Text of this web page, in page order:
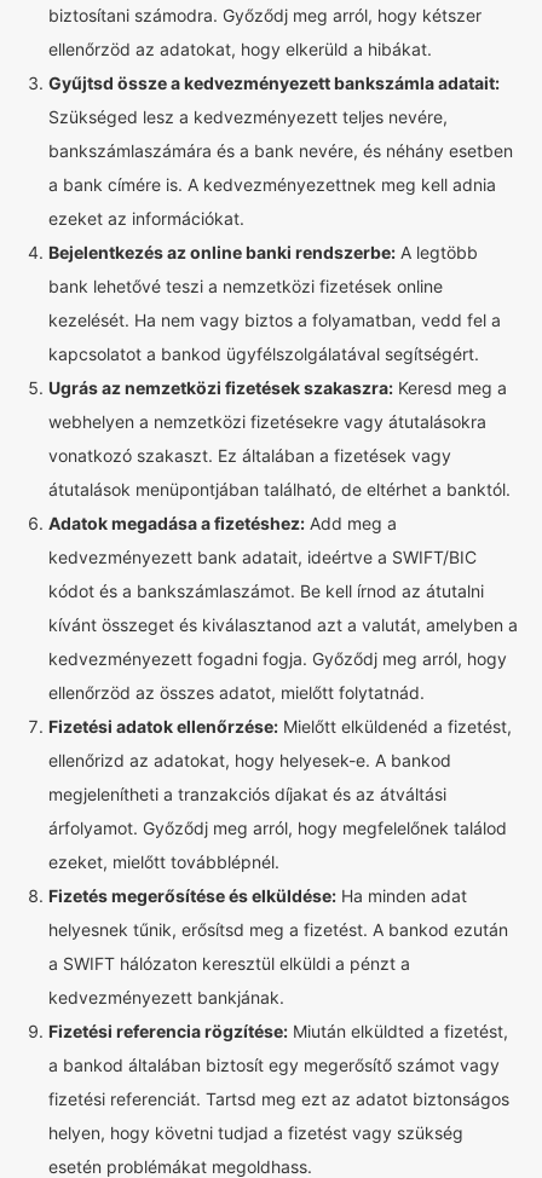
biztosítani számodra. Győződj meg arról, hogy kétszer
ellenőrzöd az adatokat, hogy elkerüld a hibákat.
Gyűjtsd össze a kedvezményezett bankszámla adatait:
Szükséged lesz a kedvezményezett teljes nevére,
bankszámlaszámára és a bank nevére, és néhány esetben
a bank címére is. A kedvezményezettnek meg kell adnia
ezeket az információkat.
Bejelentkezés az online banki rendszerbe: A legtöbb
bank lehetővé teszi a nemzetközi fizetések online
kezelését. Ha nem vagy biztos a folyamatban, vedd fel a
kapcsolatot a bankod ügyfélszolgálatával segítségért.
Ugrás az nemzetközi fizetések szakaszra: Keresd meg a
webhelyen a nemzetközi fizetésekre vagy átutalásokra
vonatkozó szakaszt. Ez általában a fizetések vagy
átutalások menüpontjában található, de eltérhet a banktól.
Adatok megadása a fizetéshez: Add meg a
kedvezményezett bank adatait, ideértve a SWIFT/BIC
kódot és a bankszámlaszámot. Be kell írnod az átutalni
kívánt összeget és kiválasztanod azt a valutát, amelyben a
kedvezményezett fogadni fogja. Győződj meg arról, hogy
ellenőrzöd az összes adatot, mielőtt folytatnád.
Fizetési adatok ellenőrzése: Mielőtt elküldenéd a fizetést,
ellenőrizd az adatokat, hogy helyesek-e. A bankod
megjelenítheti a tranzakciós díjakat és az átváltási
árfolyamot. Győződj meg arról, hogy megfelelőnek találod
ezeket, mielőtt továbblépnél.
Fizetés megerősítése és elküldése: Ha minden adat
helyesnek tűnik, erősítsd meg a fizetést. A bankod ezután
a SWIFT hálózaton keresztül elküldi a pénzt a
kedvezményezett bankjának.
Fizetési referencia rögzítése: Miután elküldted a fizetést,
a bankod általában biztosít egy megerősítő számot vagy
fizetési referenciát. Tartsd meg ezt az adatot biztonságos
helyen, hogy követni tudjad a fizetést vagy szükség
esetén problémákat megoldhass.